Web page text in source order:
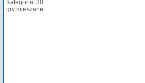
Kategoria: 30+
gry mieszane